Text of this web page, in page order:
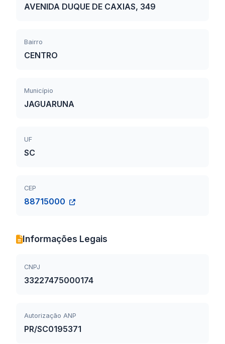
AVENIDA DUQUE DE CAXIAS, 349
Bairro
CENTRO
Município
JAGUARUNA
UF
SC
CEP
88715000
Informações Legais
CNPJ
33227475000174
Autorização ANP
PR/SC0195371